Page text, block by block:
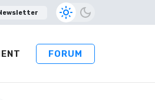
FORUM